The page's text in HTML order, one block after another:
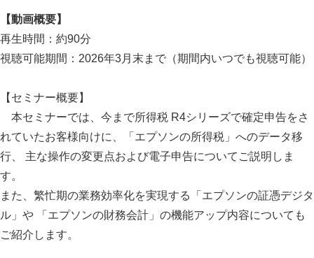
【動画概要】
再生時間：約90分
視聴可能期間：2026年3月末まで（期間内いつでも視聴可能）
【セミナー概要】
本セミナーでは、今まで所得税 R4シリーズで確定申告をさ
れていたお客様向けに、「エプソンの所得税」へのデータ移
行、 主な操作の変更点および電子申告についてご説明しま
す。
また、繁忙期の業務効率化を実現する「エプソンの証憑デジタ
ル」や 「エプソンの財務会計」の機能アップ内容についても
ご紹介します。